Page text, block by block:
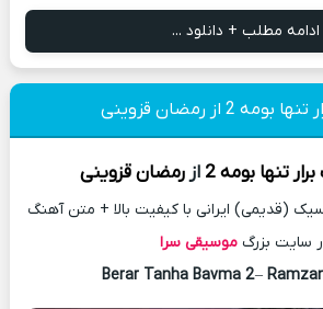
ادامه مطلب + دانلود ...
2 از رمضان قزوینی
برار تنها بومه 2 ازرمضان قزوینی
(قدیمی) ایرانی با کیفیت بالا + متن آهنگ
سایت بزرگ موسیقی سرا
Berar Tanha Bavma 2–